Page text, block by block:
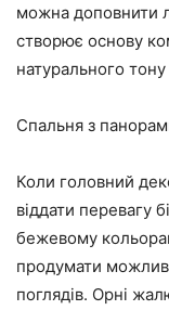
можна доповнити
створює основу
натурального тону
Спальня з
Коли головний
віддати перевагу
бежевому
продумати
поглядів. Орні